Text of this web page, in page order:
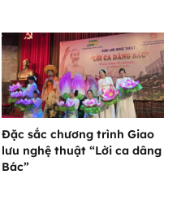
Đặc sắc chương trình Giao
lưu nghệ thuật “Lời ca dâng
Bác”